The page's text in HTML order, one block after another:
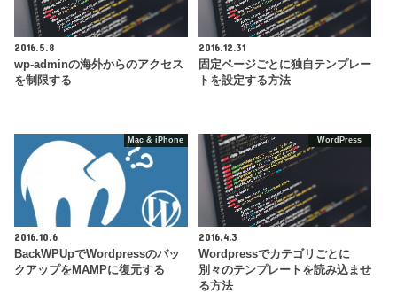
2016.5.8
wp-adminの海外からのアクセス
を制限する
2016.12.31
固定ページごとに独自テンプレー
トを設定する方法
Mac & iPhone
2016.10.6
BackWPUpでWordpressのバッ
クアップをMAMPに復元する
WordPress
2016.4.3
Wordpressでカテゴリごとに
別々のテンプレートを読み込ませ
る方法